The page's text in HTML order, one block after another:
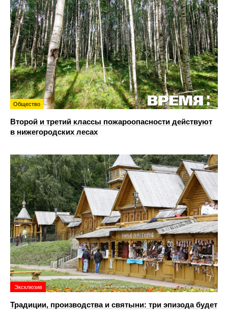
Общество
Второй и третий классы пожароопасности действуют
в нижегородских лесах
Эксклюзив
Традиции, производства и святыни: три эпизода будет